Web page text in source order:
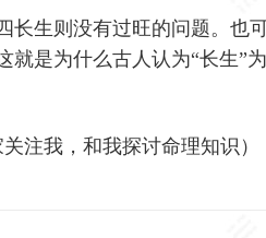
长生则没有过旺的问题。也
是为什么古人认为“长生”
注我，和我探讨命理知识）